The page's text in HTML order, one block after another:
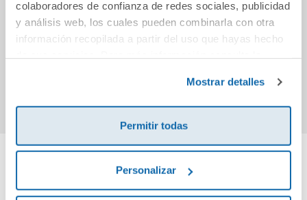
colaboradores de confianza de redes sociales, publicidad
y análisis web, los cuales pueden combinarla con otra
información recopilada a partir del uso que hayas hecho
Mostrar detalles
Permitir todas
Personalizar
aparición estelar
Arquimaes
Comprar
Ares
Cuéntanos tu opinión